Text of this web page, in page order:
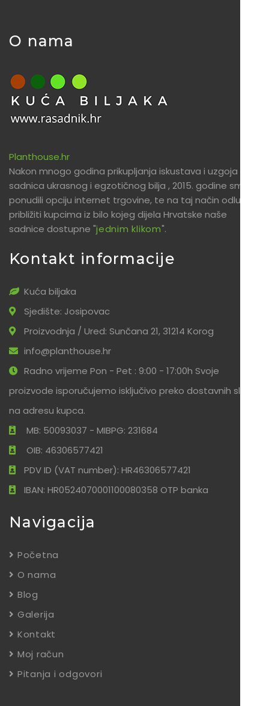
O nama
Planthouse.hr
Nakon mnogo godina prikupljanja iskustava i uzgoja
sadnica ukrasnog i egzotičnog bilja , 2015. godine smo
ponudili opciju internet trgovine, te na taj način odlučili
približiti kupcima iz bilo kojeg dijela Hrvatske naše
sadnice dostupne "jednim klikom".
Kontakt informacije
Kuća biljaka
Sjedište: Josipovac
Proizvodnja / Ured: Sunčana 21, 31214 Korog
info@planthouse.hr
Radno vrijeme Pon - Pet : 9:00 - 17:00h Svoje
proizvode isporučujemo isključivo preko dostavnih službi
na adresu kupca.
MB: 50093037 - MIBPG: 231684
OIB: 46306577421
PDV ID (VAT number): HR46306577421
IBAN: HR0524070001100080358 OTP banka
Navigacija
Početna
O nama
Blog
Galerija
Kontakt
Moj račun
Pitanja i odgovori